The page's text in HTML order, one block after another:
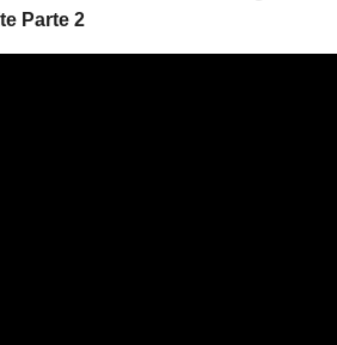
Parte 2